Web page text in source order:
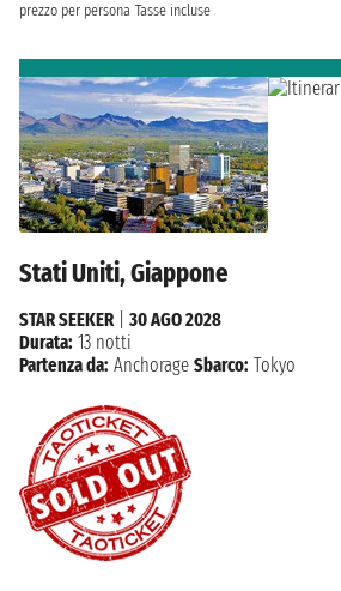
prezzo per persona Tasse incluse
Stati Uniti, Giappone
STAR SEEKER
30 AGO 2028
Durata: 13 notti
Partenza da: Anchorage Sbarco: Tokyo